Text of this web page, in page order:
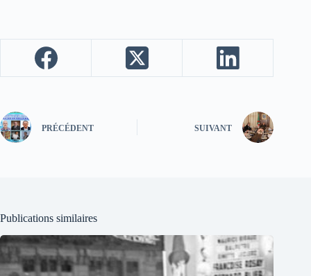
PRÉCÉDENT SUIVANT
Publications similaires